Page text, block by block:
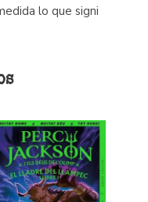
lo que signi